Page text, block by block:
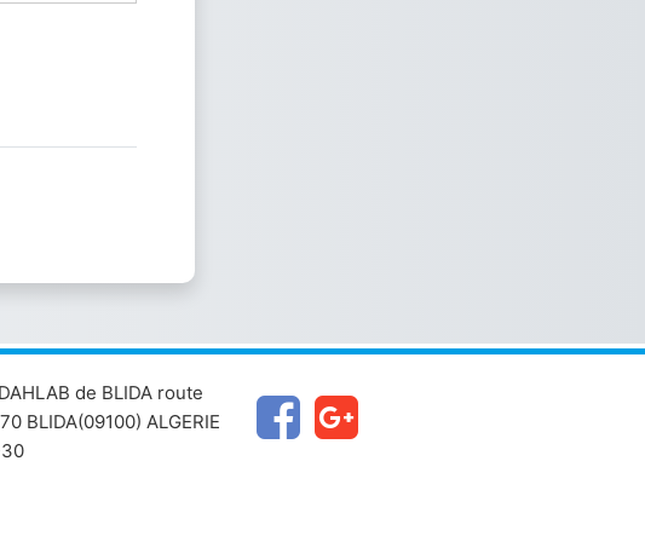
de BLIDA route
BLIDA(09100) ALGERIE